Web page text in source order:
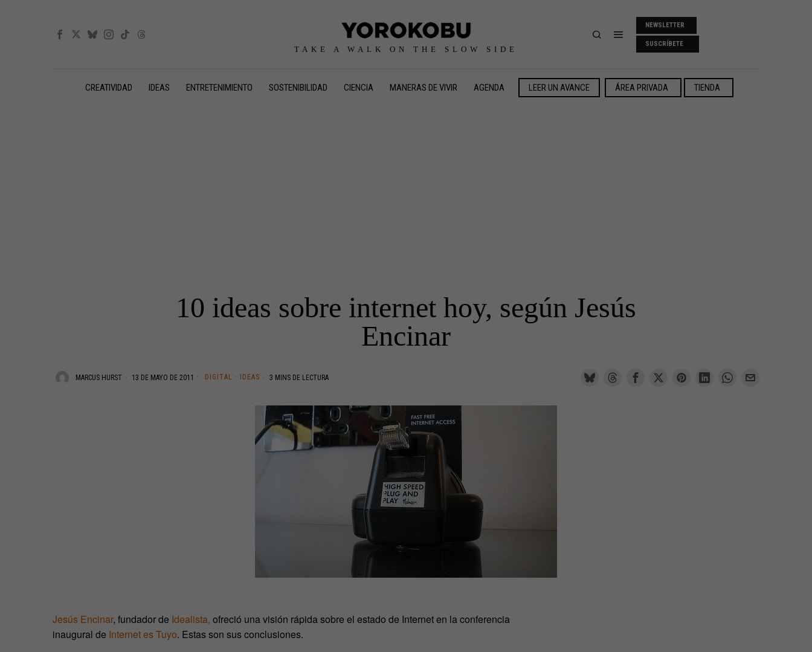
TAKE A WALK ON THE SLOW SIDE
NEWSLETTER
SUSCRÍBETE
CREATIVIDAD IDEAS ENTRETENIMIENTO SOSTENIBILIDAD CIENCIA MANERAS DE VIVIR AGENDA LEER UN AVANCE ÁREA PRIVADA TIENDA
10 ideas sobre internet hoy, según Jesús
Encinar
MARCUS HURST 13 DE MAYO DE 2011 DIGITAL · IDEAS 3 MINS DE LECTURA
Jesús Encinar, fundador de Idealista, ofreció una visión rápida sobre el estado de Internet en la conferencia
inaugural de Internet es Tuyo. Estas son sus conclusiones.